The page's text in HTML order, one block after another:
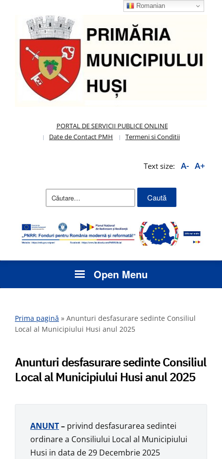
PORTAL DE SERVICII PUBLICE ONLINE
Date de Contact PMH
Termeni si Conditii
Text size: A- A+
Caută
Open Menu
Prima pagină » Anunturi desfasurare sedinte Consiliul
Local al Municipiului Husi anul 2025
Anunturi desfasurare sedinte Consiliul
Local al Municipiului Husi anul 2025
ANUNT– privind desfasurarea sedintei
ordinare a Consiliului Local al Municipiului
Husi in data de 29 Decembrie 2025
Romanian